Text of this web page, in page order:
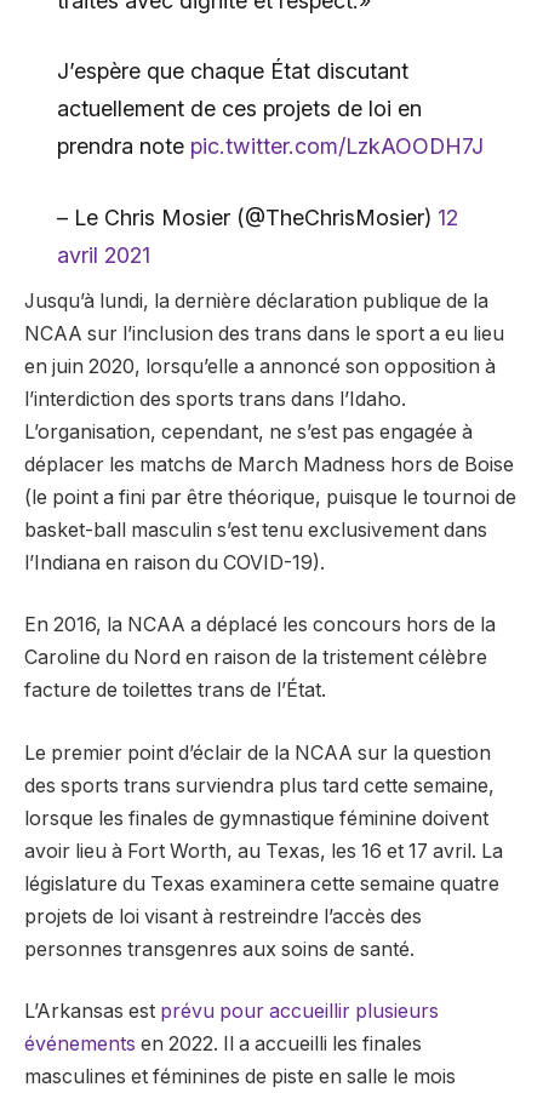
J’espère que chaque État discutant
actuellement de ces projets de loi en
prendra note pic.twitter.com/LzkAOODH7J
– Le Chris Mosier (@TheChrisMosier) 12
avril 2021
Jusqu’à lundi, la dernière déclaration publique de la
NCAA sur l’inclusion des trans dans le sport a eu lieu
en juin 2020, lorsqu’elle a annoncé son opposition à
l’interdiction des sports trans dans l’Idaho.
L’organisation, cependant, ne s’est pas engagée à
déplacer les matchs de March Madness hors de Boise
(le point a fini par être théorique, puisque le tournoi de
basket-ball masculin s’est tenu exclusivement dans
l’Indiana en raison du COVID-19).
En 2016, la NCAA a déplacé les concours hors de la
Caroline du Nord en raison de la tristement célèbre
facture de toilettes trans de l’État.
Le premier point d’éclair de la NCAA sur la question
des sports trans surviendra plus tard cette semaine,
lorsque les finales de gymnastique féminine doivent
avoir lieu à Fort Worth, au Texas, les 16 et 17 avril. La
législature du Texas examinera cette semaine quatre
projets de loi visant à restreindre l’accès des
personnes transgenres aux soins de santé.
L’Arkansas est prévu pour accueillir plusieurs
événements en 2022. Il a accueilli les finales
masculines et féminines de piste en salle le mois